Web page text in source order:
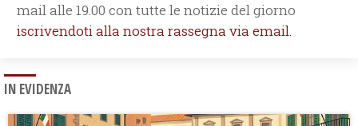
mail alle 19.00 con tutte le notizie del giorno
iscrivendoti alla nostra rassegna via email.
IN EVIDENZA